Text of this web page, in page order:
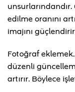
edilme oranını
imajını
Fotoğraf
düzenli
artırır. Böylece